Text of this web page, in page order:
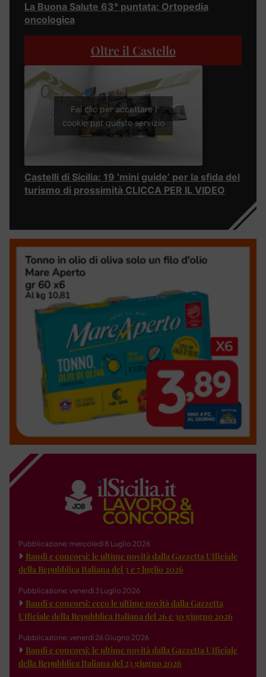
La Buona Salute 63° puntata: Ortopedia
oncologica
Oltre il Castello
Fai clic per accettare i
cookie per questo servizio
Castelli di Sicilia: 19 ‘mini guide’ per la sfida del
turismo di prossimità CLICCA PER IL VIDEO
Pubblicazione: mercoledì 8 Luglio 2026
Bandi e concorsi: le ultime novità dalla Gazzetta Ufficiale
della Repubblica Italiana del 3 e 7 luglio 2026
Pubblicazione: venerdì 3 Luglio 2026
Bandi e concorsi: ecco le ultime novità dalla Gazzetta
Ufficiale della Repubblica Italiana del 26 e 30 giugno 2026
Pubblicazione: venerdì 26 Giugno 2026
Bandi e concorsi: le ultime novità dalla Gazzetta Ufficiale
della Repubblica Italiana del 23 giugno 2026